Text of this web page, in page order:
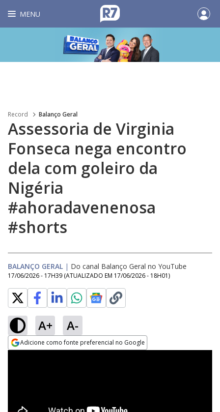
MENU
Record Balanço Geral
Assessoria de Virginia
Fonseca nega encontro
dela com goleiro da
Nigéria
#ahoradavenenosa
#shorts
BALANÇO GERAL | Do canal Balanço Geral no YouTube
17/06/2026 - 17H39 (ATUALIZADO EM 17/06/2026 - 18H01)
A+ A-
Adicione como fonte preferencial no Google